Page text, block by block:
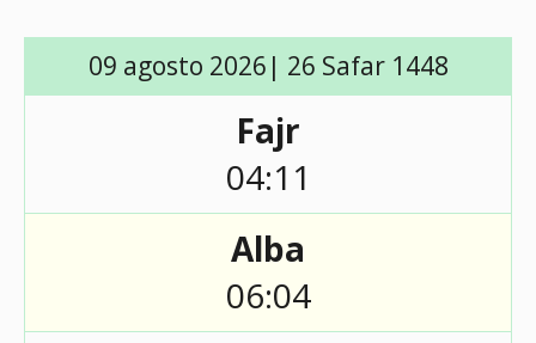
09 agosto 2026| 26 Safar 1448
Fajr
04:11
Alba
06:04